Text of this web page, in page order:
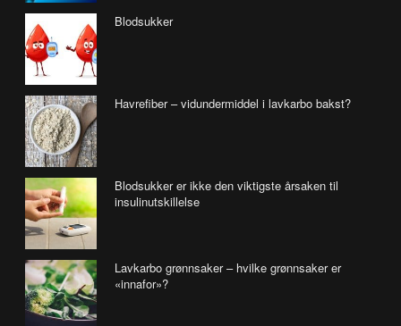
Blodsukker
Havrefiber – vidundermiddel i lavkarbo bakst?
Blodsukker er ikke den viktigste årsaken til
insulinutskillelse
Lavkarbo grønnsaker – hvilke grønnsaker er
«innafor»?